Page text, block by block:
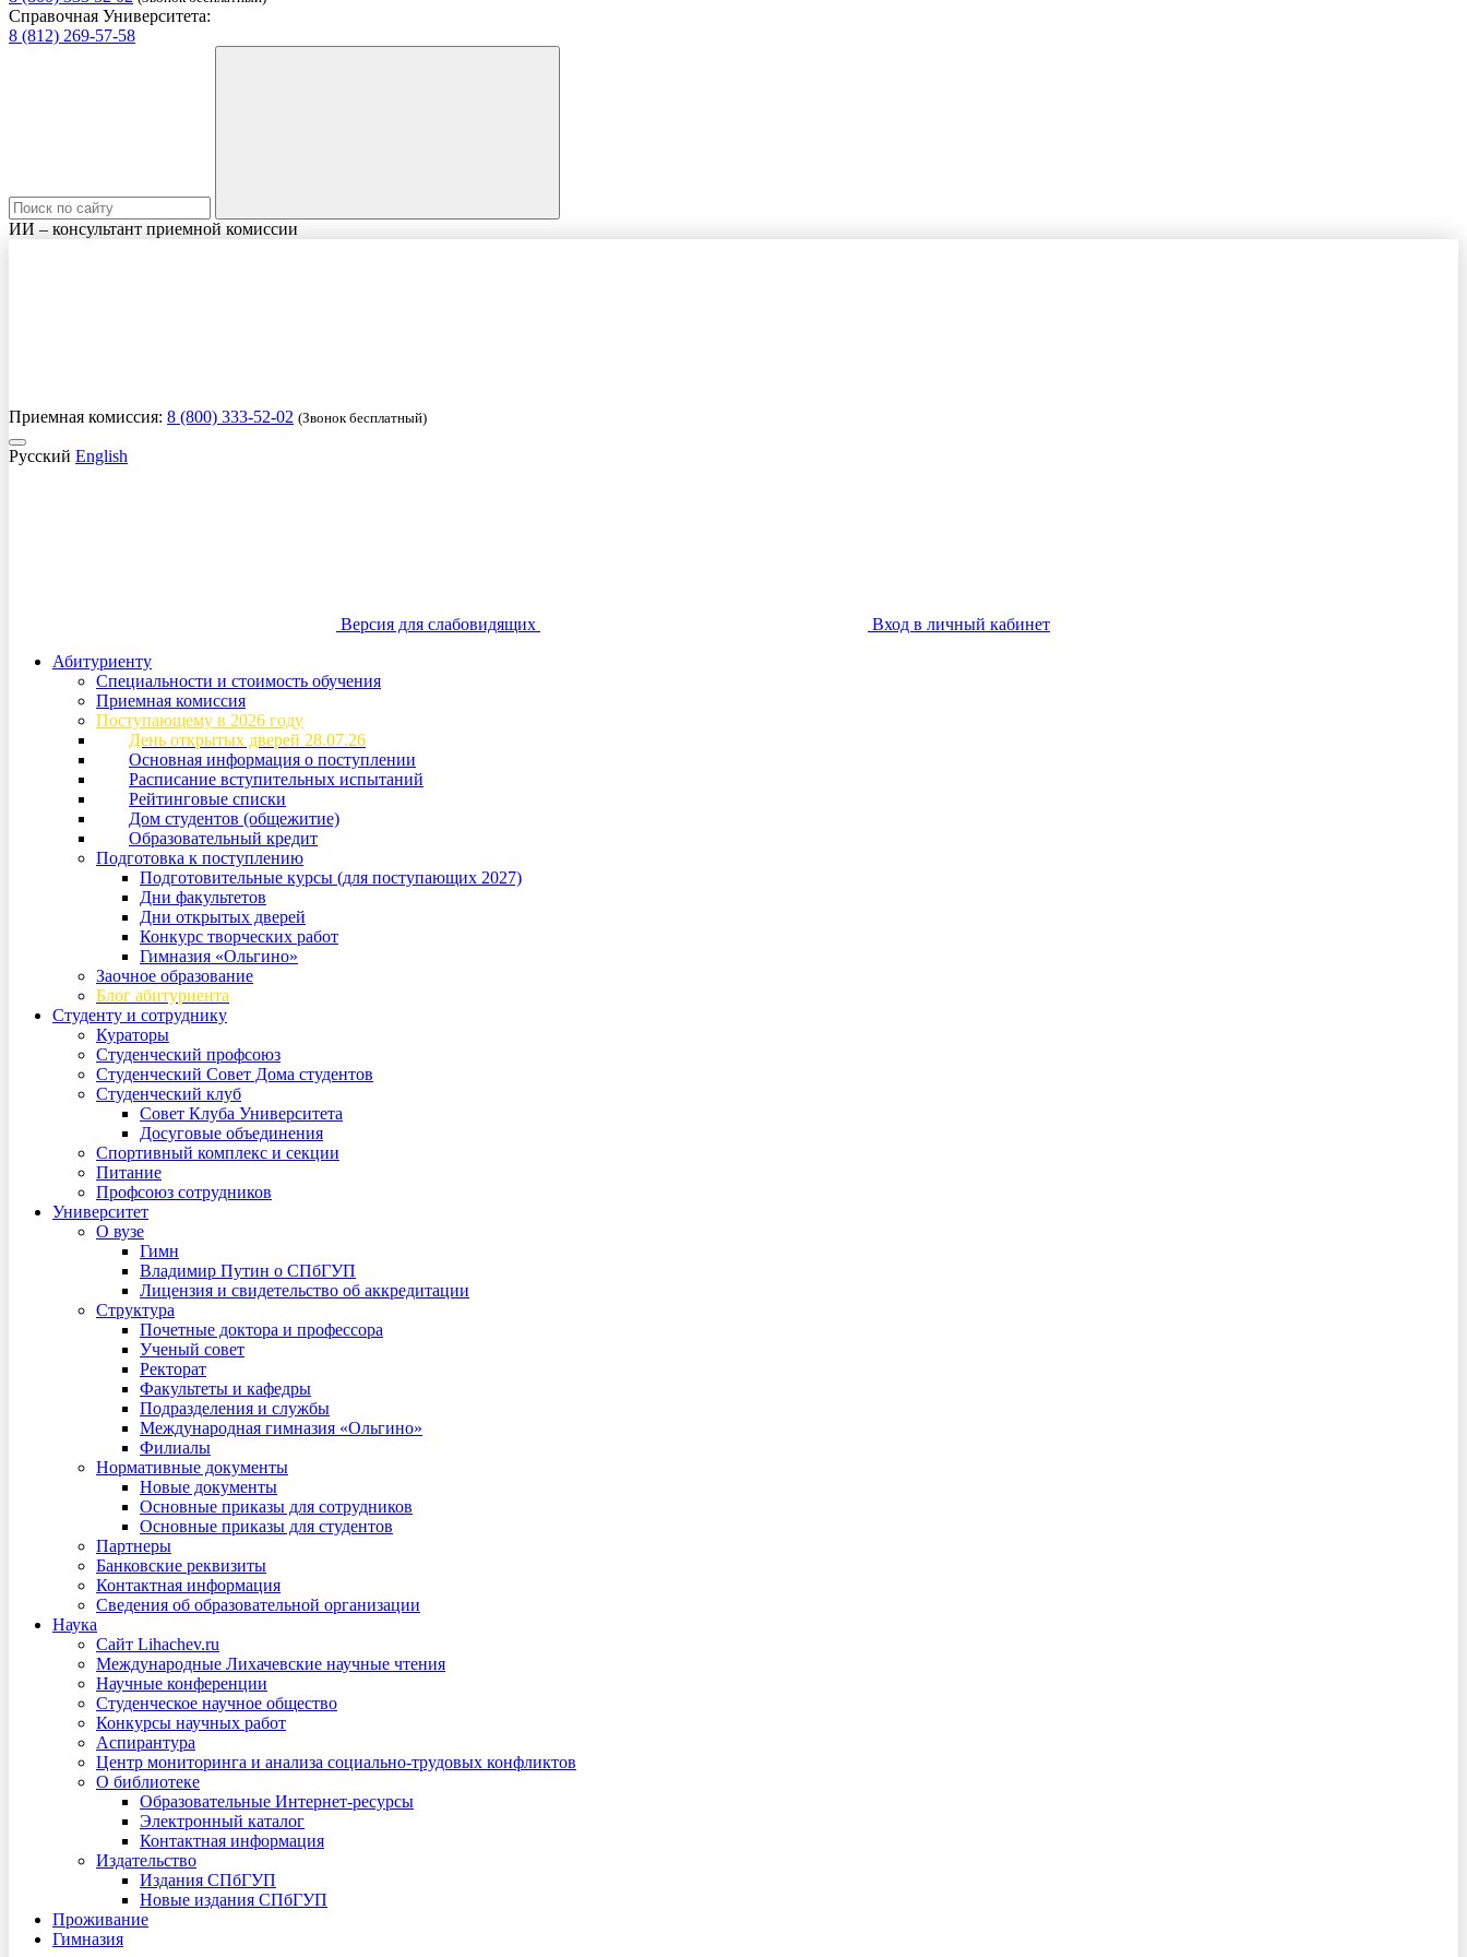
Справочная Университета:
8 (812) 269-57-58
ИИ – консультант приемной комиссии
Приемная комиссия: 8 (800) 333-52-02 (Звонок бесплатный)
Русский English
Версия для слабовидящих
Вход в личный кабинет
Абитуриенту
Специальности и стоимость обучения
Приемная комиссия
Поступающему в 2026 году
День открытых дверей 28.07.26
Основная информация о поступлении
Расписание вступительных испытаний
Рейтинговые списки
Дом студентов (общежитие)
Образовательный кредит
Подготовка к поступлению
Подготовительные курсы (для поступающих 2027)
Дни факультетов
Дни открытых дверей
Конкурс творческих работ
Гимназия «Ольгино»
Заочное образование
Блог абитуриента
Студенту и сотруднику
Кураторы
Студенческий профсоюз
Студенческий Совет Дома студентов
Студенческий клуб
Совет Клуба Университета
Досуговые объединения
Спортивный комплекс и секции
Питание
Профсоюз сотрудников
Университет
О вузе
Гимн
Владимир Путин о СПбГУП
Лицензия и свидетельство об аккредитации
Структура
Почетные доктора и профессора
Ученый совет
Ректорат
Факультеты и кафедры
Подразделения и службы
Международная гимназия «Ольгино»
Филиалы
Нормативные документы
Новые документы
Основные приказы для сотрудников
Основные приказы для студентов
Партнеры
Банковские реквизиты
Контактная информация
Сведения об образовательной организации
Наука
Сайт Lihachev.ru
Международные Лихачевские научные чтения
Научные конференции
Студенческое научное общество
Конкурсы научных работ
Аспирантура
Центр мониторинга и анализа социально-трудовых конфликтов
О библиотеке
Образовательные Интернет-ресурсы
Электронный каталог
Контактная информация
Издательство
Издания СПбГУП
Новые издания СПбГУП
Проживание
Гимназия